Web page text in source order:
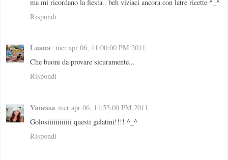
ma mi ricordano la fiesta.. beh viziaci ancora con latre ricette ^_^
Rispondi
Luana mer apr 06, 11:00:00 PM 2011
Che buoni da provare sicuramente...
Rispondi
Vanessa mer apr 06, 11:55:00 PM 2011
Golosiiiiiiiiiiii questi gelatini!!!! ^_^
Rispondi